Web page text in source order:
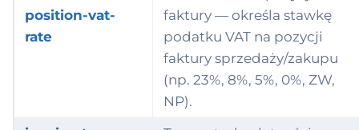
position-vat-
rate
faktury — określa stawkę
podatku VAT na pozycji
faktury sprzedaży/zakupu
(np. 23%, 8%, 5%, 0%, ZW,
NP).